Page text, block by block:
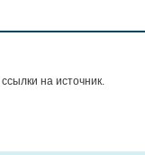
на источник.